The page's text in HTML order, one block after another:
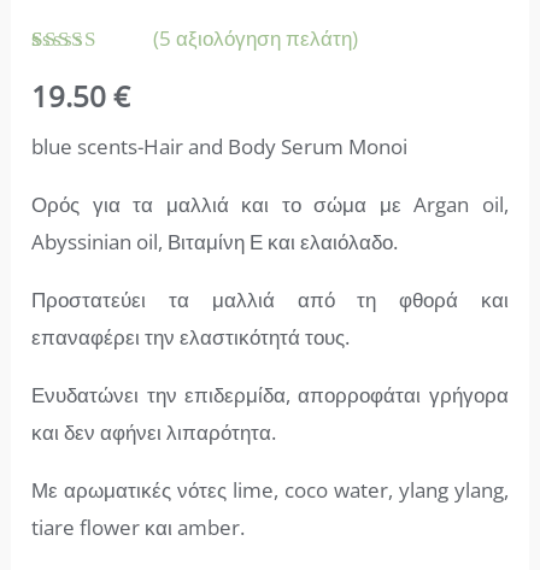
με4.60
από 5 με
βαθμολογία
(5 αξιολόγηση πελάτη)
19.50€
blue scents-Hair and Body Serum Monoi
Ορός για τα μαλλιά και το σώμα με Argan oil,
Abyssinian oil, Βιταμίνη Ε και ελαιόλαδο.
Προστατεύει τα μαλλιά από τη φθορά και
επαναφέρει την ελαστικότητά τους.
Ενυδατώνει την επιδερμίδα, απορροφάται γρήγορα
και δεν αφήνει λιπαρότητα.
Με αρωματικές νότες lime, coco water, ylang ylang,
tiare flower και amber.